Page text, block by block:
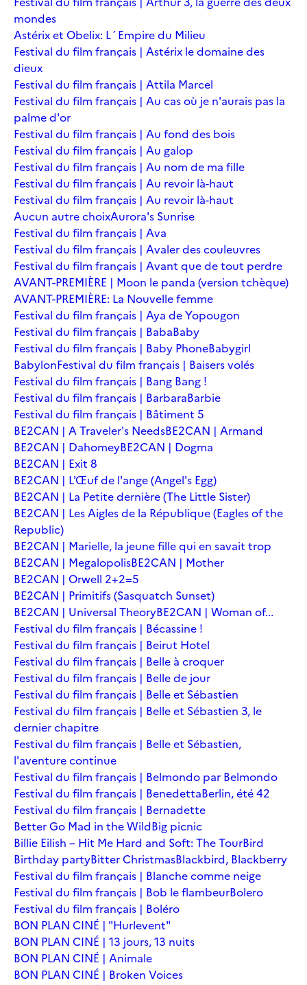
mondes
Astérix et Obelix: L´Empire du Milieu
Festival du film français | Astérix le domaine des
dieux
Festival du film français | Attila Marcel
Festival du film français | Au cas où je n'aurais pas la
palme d'or
Festival du film français | Au fond des bois
Festival du film français | Au galop
Festival du film français | Au nom de ma fille
Festival du film français | Au revoir là-haut
Festival du film français | Au revoir là-haut
Aucun autre choixAurora's Sunrise
Festival du film français | Ava
Festival du film français | Avaler des couleuvres
Festival du film français | Avant que de tout perdre
AVANT-PREMIÈRE | Moon le panda (version tchèque)
AVANT-PREMIÈRE: La Nouvelle femme
Festival du film français | Aya de Yopougon
Festival du film français | BabaBaby
Festival du film français | Baby PhoneBabygirl
BabylonFestival du film français | Baisers volés
Festival du film français | Bang Bang !
Festival du film français | BarbaraBarbie
Festival du film français | Bâtiment 5
BE2CAN | A Traveler's NeedsBE2CAN | Armand
BE2CAN | DahomeyBE2CAN | Dogma
BE2CAN | Exit 8
BE2CAN | L'Œuf de l'ange (Angel's Egg)
BE2CAN | La Petite dernière (The Little Sister)
BE2CAN | Les Aigles de la République (Eagles of the
Republic)
BE2CAN | Marielle, la jeune fille qui en savait trop
BE2CAN | MegalopolisBE2CAN | Mother
BE2CAN | Orwell 2+2=5
BE2CAN | Primitifs (Sasquatch Sunset)
BE2CAN | Universal TheoryBE2CAN | Woman of...
Festival du film français | Bécassine !
Festival du film français | Beirut Hotel
Festival du film français | Belle à croquer
Festival du film français | Belle de jour
Festival du film français | Belle et Sébastien
Festival du film français | Belle et Sébastien 3, le
dernier chapitre
Festival du film français | Belle et Sébastien,
l'aventure continue
Festival du film français | Belmondo par Belmondo
Festival du film français | BenedettaBerlin, été 42
Festival du film français | Bernadette
Better Go Mad in the WildBig picnic
Billie Eilish – Hit Me Hard and Soft: The TourBird
Birthday partyBitter ChristmasBlackbird, Blackberry
Festival du film français | Blanche comme neige
Festival du film français | Bob le flambeurBolero
Festival du film français | Boléro
BON PLAN CINÉ | "Hurlevent"
BON PLAN CINÉ | 13 jours, 13 nuits
BON PLAN CINÉ | Animale
BON PLAN CINÉ | Broken Voices